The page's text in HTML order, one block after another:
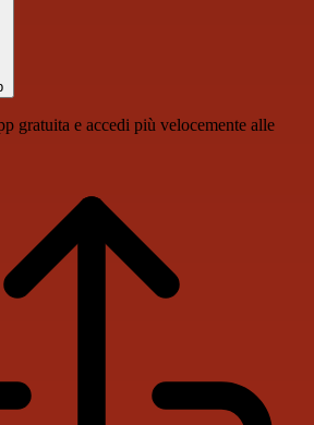
gratuita e accedi più velocemente alle